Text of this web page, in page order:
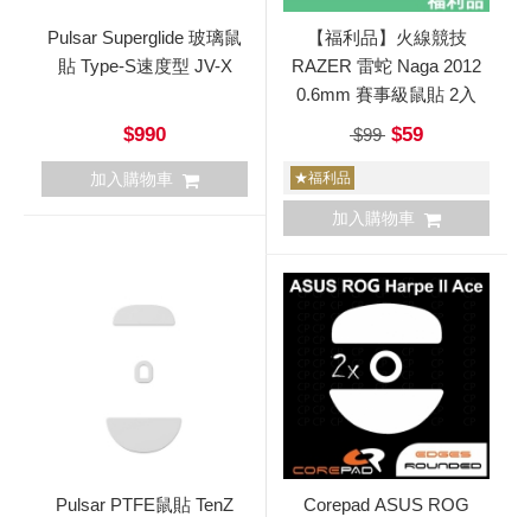
Pulsar Superglide 玻璃鼠
貼 Type-S速度型 JV-X
$990
加入購物車
【福利品】火線競技
RAZER 雷蛇 Naga 2012
0.6mm 賽事級鼠貼 2入
$99 $59
★福利品
加入購物車
Pulsar PTFE鼠貼 TenZ
Corepad ASUS ROG